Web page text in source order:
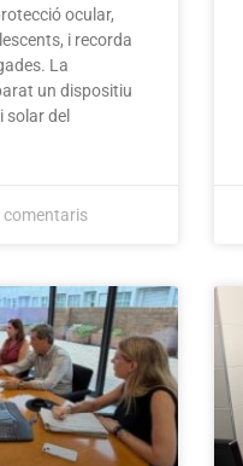
ocular,
i recorda
La
un dispositiu
solar del
comentaris